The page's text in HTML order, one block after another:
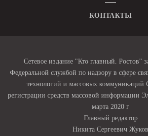
КОНТАКТЫ
Сетевое издание "Кто главный. Ростов"
Федеральной службой по надзору в сфере
технологий и массовых коммуникаций
регистрации средств массовой информации
марта 2020 г
Главный редактор
Никита Сергеевич Жуков